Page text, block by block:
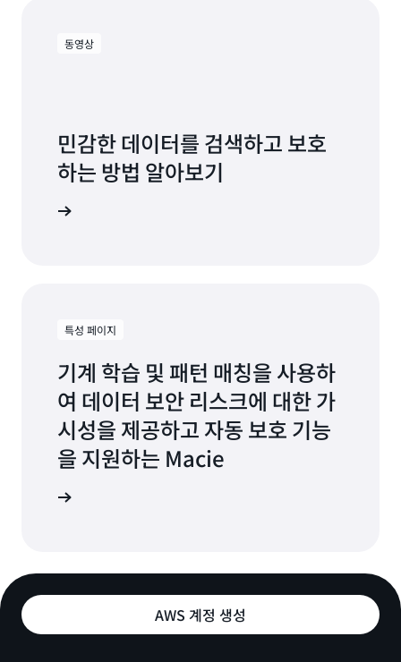
동영상
민감한 데이터를 검색하고 보호
하는 방법 알아보기
특성 페이지
기계 학습 및 패턴 매칭을 사용하
여 데이터 보안 리스크에 대한 가
시성을 제공하고 자동 보호 기능
을 지원하는 Macie
AWS 계정 생성